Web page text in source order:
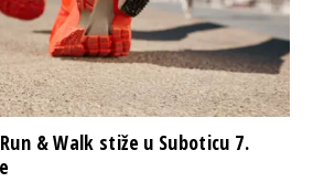
& Walk stiže u Suboticu 7.